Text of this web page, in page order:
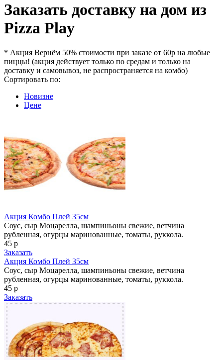
Заказать доставку на дом из
Pizza Play
* Акция Вернём 50% стоимости при заказе от 60р на любые
пиццы! (акция действует только по средам и только на
доставку и самовывоз, не распространяется на комбо)
Сортировать по:
Новизне
Цене
Акция Комбо Плей 35см
Соус, сыр Моцарелла, шампиньоны свежие, ветчина
рубленная, огурцы маринованные, томаты, руккола.
45 р
Заказать
Акция Комбо Плей 35см
Соус, сыр Моцарелла, шампиньоны свежие, ветчина
рубленная, огурцы маринованные, томаты, руккола.
45 р
Заказать